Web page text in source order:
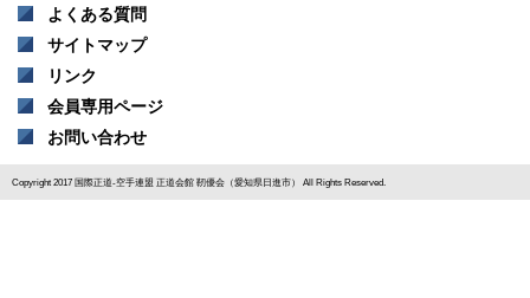
よくある質問
サイトマップ
リンク
会員専用ページ
お問い合わせ
Copyright 2017 国際正道-空手連盟 正道会館 靭優会（愛知県日進市） All Rights Reserved.